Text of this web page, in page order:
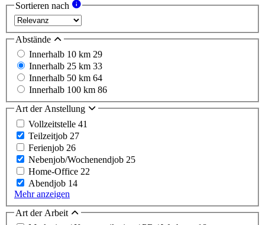
Sortieren nach
Abstände
Innerhalb 10 km 29
Innerhalb 25 km 33
Innerhalb 50 km 64
Innerhalb 100 km 86
Art der Anstellung
Vollzeitstelle 41
Teilzeitjob 27
Ferienjob 26
Nebenjob/Wochenendjob 25
Home-Office 22
Abendjob 14
Mehr anzeigen
Art der Arbeit